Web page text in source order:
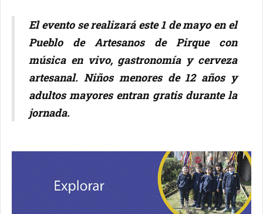
El evento se realizará este 1 de mayo en el
Pueblo de Artesanos de Pirque con
música en vivo, gastronomía y cerveza
artesanal. Niños menores de 12 años y
adultos mayores entran gratis durante la
jornada.